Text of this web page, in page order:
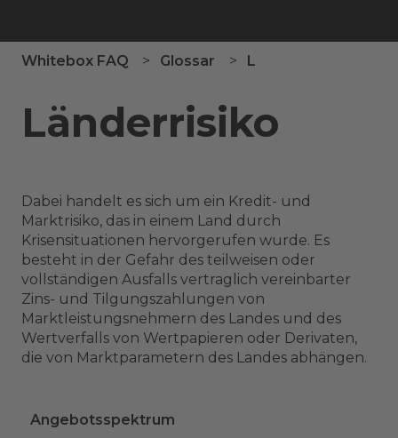
Whitebox FAQ Glossar L
Länderrisiko
Dabei handelt es sich um ein Kredit- und
Marktrisiko, das in einem Land durch
Krisensituationen hervorgerufen wurde. Es
besteht in der Gefahr des teilweisen oder
vollständigen Ausfalls vertraglich vereinbarter
Zins- und Tilgungszahlungen von
Marktleistungsnehmern des Landes und des
Wertverfalls von Wertpapieren oder Derivaten,
die von Marktparametern des Landes abhängen.
Angebotsspektrum